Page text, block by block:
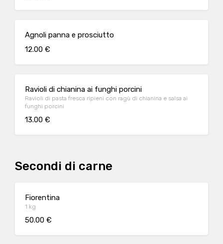
Agnoli panna e prosciutto
12.00 €
Ravioli di chianina ai funghi porcini
Ravioli di pasta fresca ripieni con ragù di chianina e salsa ai
funghi porcini
13.00 €
Secondi di carne
Fiorentina
1 kg
50.00 €